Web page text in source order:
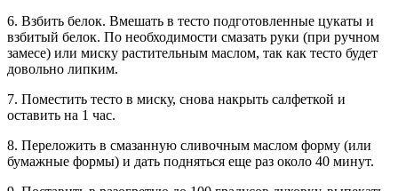
6. Взбить белок. Вмешать в тесто подготовленные цукаты и
взбитый белок. По необходимости смазать руки (при ручном
замесе) или миску растительным маслом, так как тесто будет
довольно липким.
7. Поместить тесто в миску, снова накрыть салфеткой и
оставить на 1 час.
8. Переложить в смазанную сливочным маслом форму (или
бумажные формы) и дать подняться еще раз около 40 минут.